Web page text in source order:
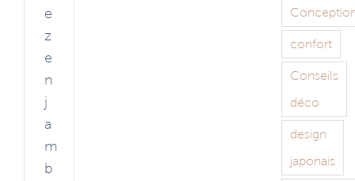
e
z
e
n
j
a
m
b
confort
Conseils
déco
design
japonais